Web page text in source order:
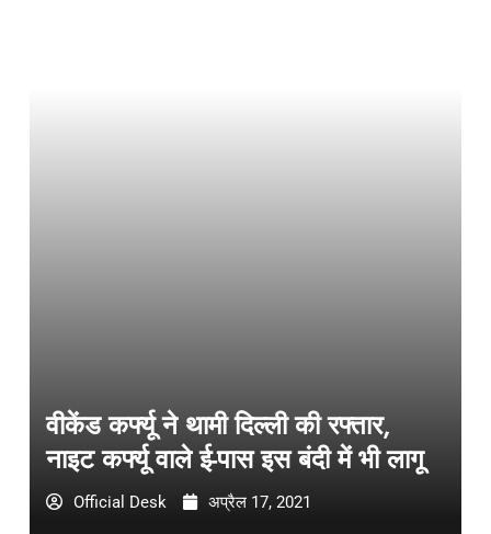
वीकेंड कर्फ्यू ने थामी दिल्ली की रफ्तार,
नाइट कर्फ्यू वाले ई-पास इस बंदी में भी लागू
Official Desk अप्रैल 17, 2021